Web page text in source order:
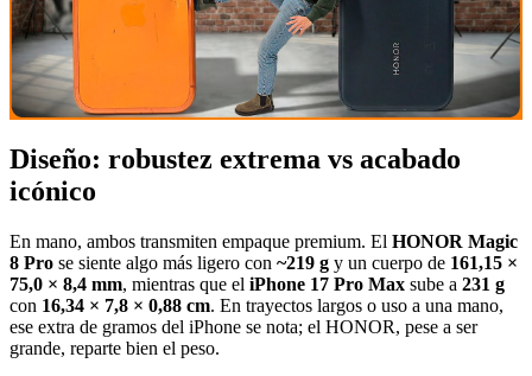
Diseño: robustez extrema vs acabado
icónico
En mano, ambos transmiten empaque premium. El HONOR Magic
8 Pro se siente algo más ligero con ~219 g y un cuerpo de 161,15 ×
75,0 × 8,4 mm, mientras que el iPhone 17 Pro Max sube a 231 g
con 16,34 × 7,8 × 0,88 cm. En trayectos largos o uso a una mano,
ese extra de gramos del iPhone se nota; el HONOR, pese a ser
grande, reparte bien el peso.